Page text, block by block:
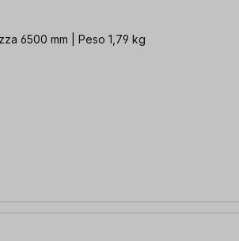
6500 mm | Peso 1,79 kg